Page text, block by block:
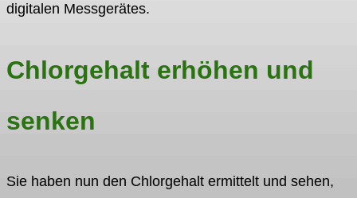
digitalen Messgerätes.
Chlorgehalt erhöhen und
senken
Sie haben nun den Chlorgehalt ermittelt und sehen,